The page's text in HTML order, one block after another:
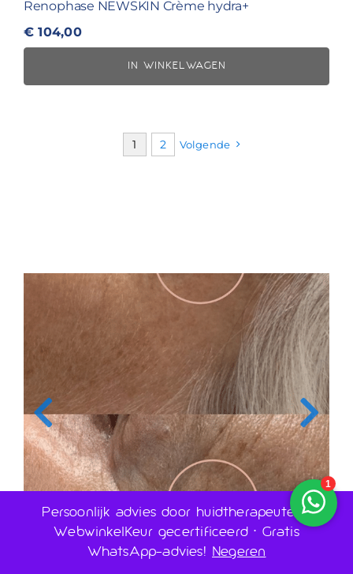
Renophase NEWSKIN Crème hydra+
€ 104,00
IN WINKELWAGEN
1 2 Volgende
Persoonlijk advies door huidtherapeuten •
WebwinkelKeur gecertificeerd • Gratis
WhatsApp-advies!Negeren